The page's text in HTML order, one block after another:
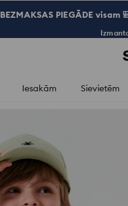
BEZMAKSAS PIEGĀDE
Iesakām Sievietēm